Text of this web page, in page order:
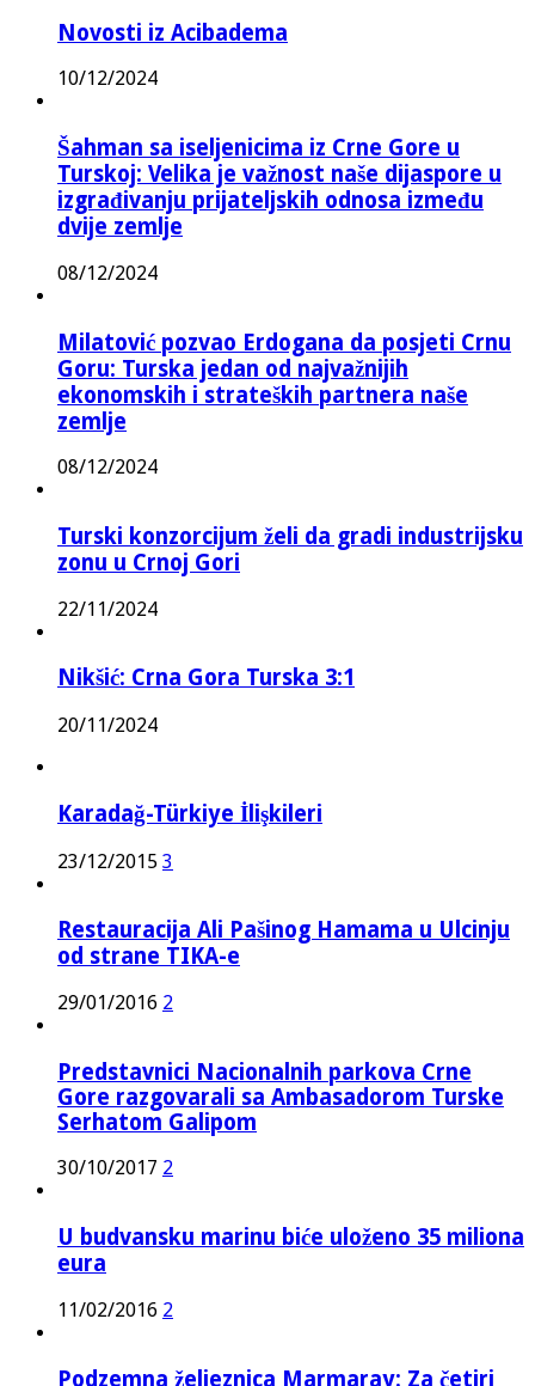
Novosti iz Acibadema
10/12/2024
Šahman sa iseljenicima iz Crne Gore u
Turskoj: Velika je važnost naše dijaspore u
izgrađivanju prijateljskih odnosa između
dvije zemlje
08/12/2024
Milatović pozvao Erdogana da posjeti Crnu
Goru: Turska jedan od najvažnijih
ekonomskih i strateških partnera naše
zemlje
08/12/2024
Turski konzorcijum želi da gradi industrijsku
zonu u Crnoj Gori
22/11/2024
Nikšić: Crna Gora Turska 3:1
20/11/2024
Karadağ-Türkiye İlişkileri
23/12/2015 3
Restauracija Ali Pašinog Hamama u Ulcinju
od strane TIKA-e
29/01/2016 2
Predstavnici Nacionalnih parkova Crne
Gore razgovarali sa Ambasadorom Turske
Serhatom Galipom
30/10/2017 2
U budvansku marinu biće uloženo 35 miliona
eura
11/02/2016 2
Podzemna željeznica Marmaray: Za četiri